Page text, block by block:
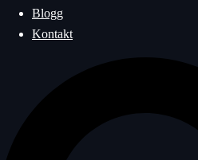
Blogg
Kontakt